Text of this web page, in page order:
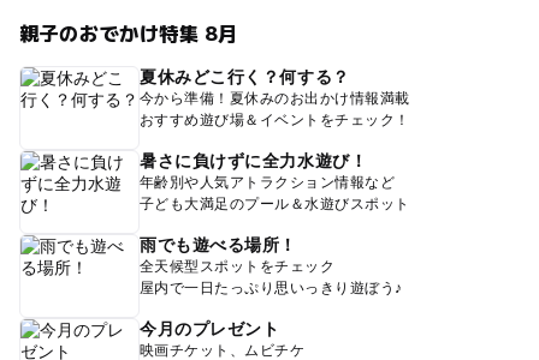
親子のおでかけ特集 8月
夏休みどこ行く？何する？
今から準備！夏休みのお出かけ情報満載
おすすめ遊び場＆イベントをチェック！
暑さに負けずに全力水遊び！
年齢別や人気アトラクション情報など
子ども大満足のプール＆水遊びスポット
雨でも遊べる場所！
全天候型スポットをチェック
屋内で一日たっぷり思いっきり遊ぼう♪
今月のプレゼント
映画チケット、ムビチケ